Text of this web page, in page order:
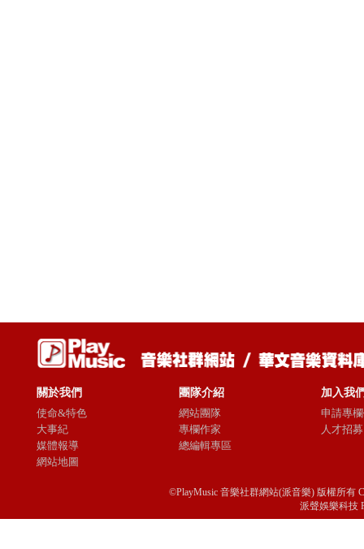
關於我們
使命&特色
大事紀
媒體報導
網站地圖
團隊介紹
網站團隊
專欄作家
總編輯專區
加入我
申請專
人才招募
©PlayMusic 音樂社群網站(派音樂) 版權所有
派聲娛樂科技